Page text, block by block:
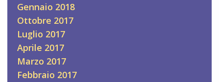
Gennaio 2018
Ottobre 2017
Luglio 2017
Aprile 2017
Marzo 2017
Febbraio 2017